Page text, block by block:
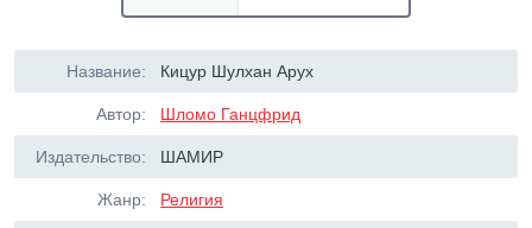
Название: Кицур Шулхан Арух
Автор: Шломо Ганцфрид
Издательство: ШАМИР
Жанр: Религия